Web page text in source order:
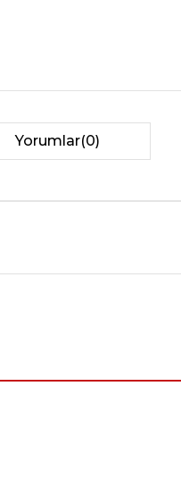
Yorumlar(0)